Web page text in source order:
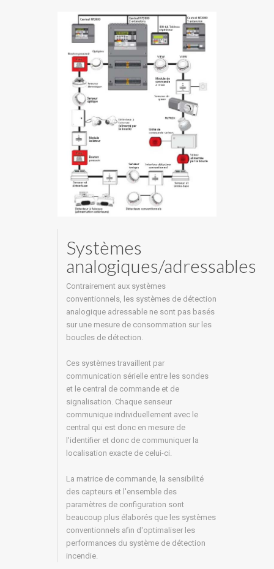
Systèmes
analogiques/adressables
Contrairement aux systèmes
conventionnels, les systèmes de détection
analogique adressable ne sont pas basés
sur une mesure de consommation sur les
boucles de détection.
Ces systèmes travaillent par
communication sérielle entre les sondes
et le central de commande et de
signalisation. Chaque senseur
communique individuellement avec le
central qui est donc en mesure de
l'identifier et donc de communiquer la
localisation exacte de celui-ci.
La matrice de commande, la sensibilité
des capteurs et l'ensemble des
paramètres de configuration sont
beaucoup plus élaborés que les systèmes
conventionnels afin d'optimaliser les
performances du système de détection
incendie.